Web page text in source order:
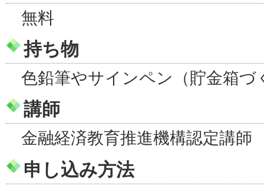
無料
持ち物
色鉛筆やサインペン（貯金箱づ
講師
金融経済教育推進機構認定講師
申し込み方法